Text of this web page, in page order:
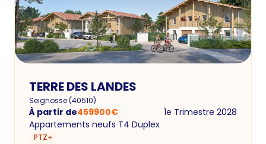
TERRE DES LANDES
Seignosse(40510)
À partir de459900€
1e Trimestre 2028
Appartements neufs T4 Duplex
PTZ+